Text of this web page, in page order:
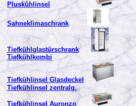
Pluskühlinsel
Sahneklimaschrank
Tiefkühlglastürschrank
Tiefkühlkombi
Tiefkühlinsel Glasdeckel
Tiefkühlinsel zentralg.
Tiefkühlinsel Auronzo